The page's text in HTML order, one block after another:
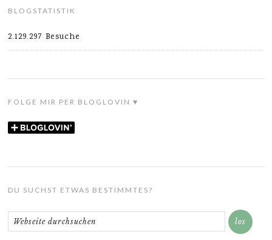
BLOGSTATISTIK
2.129.297 Besuche
FOLGE MIR PER BLOGLOVIN ♥
DU SUCHST ETWAS BESTIMMTES?